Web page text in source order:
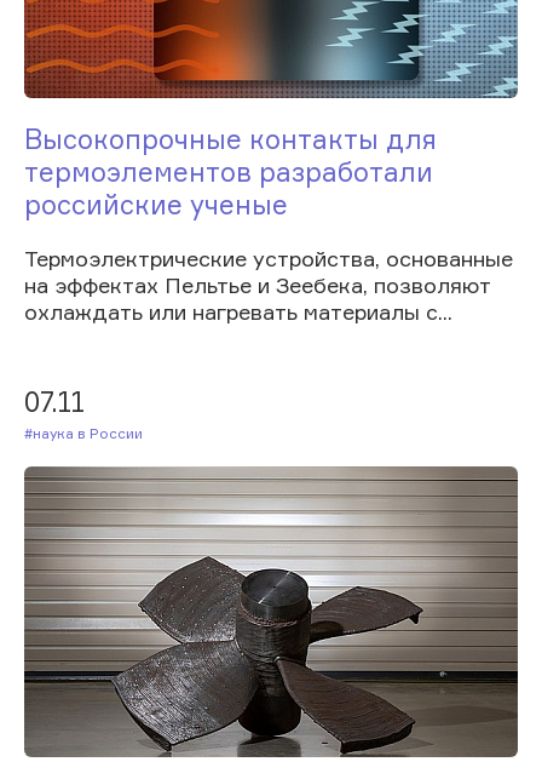
Высокопрочные контакты для
термоэлементов разработали
российские ученые
Термоэлектрические устройства, основанные
на эффектах Пельтье и Зеебека, позволяют
охлаждать или нагревать материалы с...
07.11
#Наука в России